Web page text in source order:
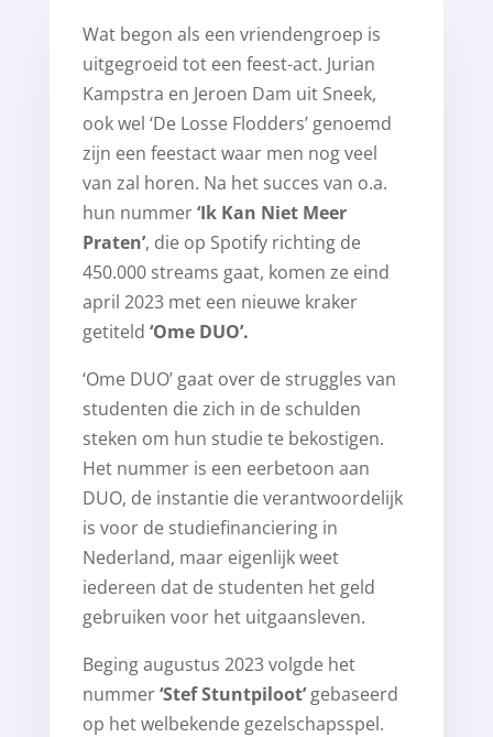
Wat begon als een vriendengroep is
uitgegroeid tot een feest-act. Jurian
Kampstra en Jeroen Dam uit Sneek,
ook wel ‘De Losse Flodders’ genoemd
zijn een feestact waar men nog veel
van zal horen. Na het succes van o.a.
hun nummer‘Ik Kan Niet Meer
Praten’, die op Spotify richting de
450.000 streams gaat, komen ze eind
april 2023 met een nieuwe kraker
getiteld ‘Ome DUO’.
‘Ome DUO’ gaat over de struggles van
studenten die zich in de schulden
steken om hun studie te bekostigen.
Het nummer is een eerbetoon aan
DUO, de instantie die verantwoordelijk
is voor de studiefinanciering in
Nederland, maar eigenlijk weet
iedereen dat de studenten het geld
gebruiken voor het uitgaansleven.
Beging augustus 2023 volgde het
nummer‘Stef Stuntpiloot’gebaseerd
op het welbekende gezelschapsspel.